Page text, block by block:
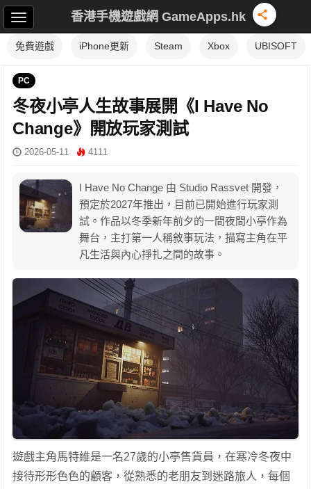
香港手機遊戲網 GameApps.hk
免費遊戲 iPhone更新 Steam Xbox UBISOFT
PC
冬夜小亭人生故事展開《I Have No
Change》開放玩家測試
2026-05-11 4111
I Have No Change 由 Studio Rassvet 開發，
預定於2027年推出，目前已開始進行玩家測
試。作品以冬季新年前夕的一間夜間小亭作為
舞台，主打第一人稱敘事玩法，描寫主角在平
凡生活與內心掙扎之間的故事。
遊戲主角馬特維是一名27歲的小亭售貨員，在寒冷冬夜中
接待形形色色的顧客，從熟悉的老朋友到迷路旅人，每個